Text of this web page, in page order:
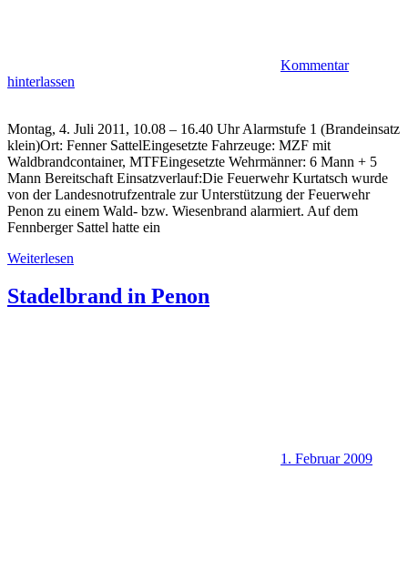
Kommentar
hinterlassen
Montag, 4. Juli 2011, 10.08 – 16.40 Uhr Alarmstufe 1 (Brandeinsatz
klein)Ort: Fenner SattelEingesetzte Fahrzeuge: MZF mit
Waldbrandcontainer, MTFEingesetzte Wehrmänner: 6 Mann + 5
Mann Bereitschaft Einsatzverlauf:Die Feuerwehr Kurtatsch wurde
von der Landesnotrufzentrale zur Unterstützung der Feuerwehr
Penon zu einem Wald- bzw. Wiesenbrand alarmiert. Auf dem
Fennberger Sattel hatte ein
Weiterlesen
Stadelbrand in Penon
1. Februar 2009